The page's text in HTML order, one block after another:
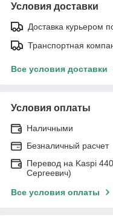
Условия доставки
Доставка курьером
Транспортная
Все условия доставки
Условия оплаты
Наличными
Безналичный расчет
Перевод на Kaspi
Сергеевич)
Все условия оплаты